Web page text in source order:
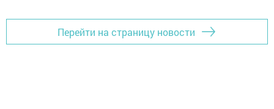
Перейти на страницу новости